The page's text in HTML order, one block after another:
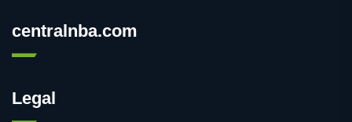
centralnba.com
Legal